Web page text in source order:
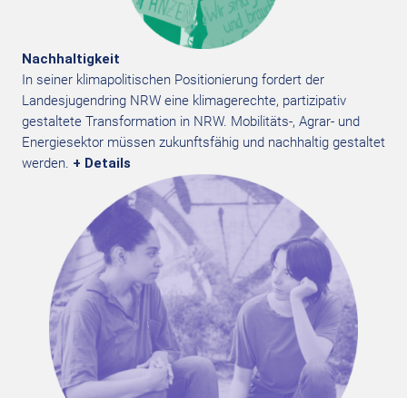
Nachhaltigkeit
In seiner klimapolitischen Positionierung fordert der
Landesjugendring NRW eine klimagerechte, partizipativ
gestaltete Transformation in NRW. Mobilitäts-, Agrar- und
Energiesektor müssen zukunftsfähig und nachhaltig gestaltet
werden. + Details